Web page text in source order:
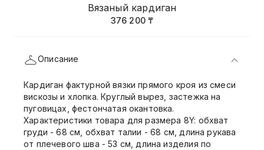
Вязаный кардиган
376 200 ₸
Описание
Кардиган фактурной вязки прямого кроя из смеси
вискозы и хлопка. Круглый вырез, застежка на
пуговицах, фестончатая окантовка.
Характеристики товара для размера 8Y: обхват
груди - 68 см, обхват талии - 68 см, длина рукава
от плечевого шва - 53 см, длина изделия по